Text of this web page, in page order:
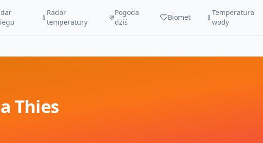
Radar
temperatury
Pogoda
dziś
Biomet
Temperatura
wody
Thies